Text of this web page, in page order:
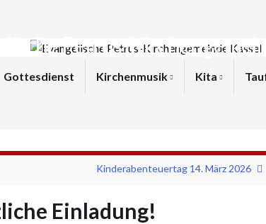
Petrus-
Gottesdienst Kirchenmusik Kita
Kinderabenteuertag 14. März 2026
Einladung!